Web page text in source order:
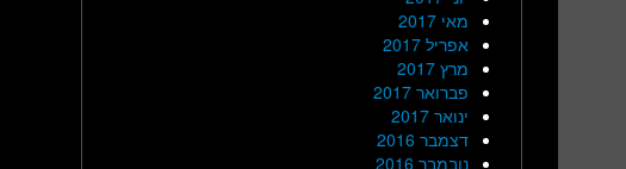
מאי 2017
אפריל 2017
מרץ 2017
פברואר 2017
ינואר 2017
דצמבר 2016
נובמבר 2016